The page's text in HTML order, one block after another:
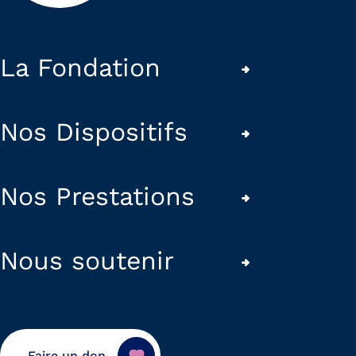
La Fondation
Nos Dispositifs
Nos Prestations
Nous soutenir